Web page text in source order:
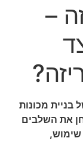
–
מכונות
את השלבים